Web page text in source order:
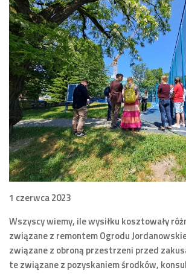
1 czerwca 2023
Wszyscy wiemy, ile wysiłku kosztowały
związane z remontem Ogrodu
związane z obroną przestrzeni przed
te związane z pozyskaniem środków,